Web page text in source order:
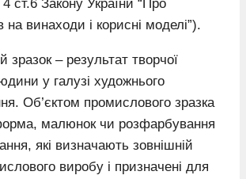
ст.6 Закону України “Про
на винаходи і корисні моделі”).
– результат творчої
у галузі художнього
Об’єктом промислового зразка
малюнок чи розфарбування
які визначають зовнішній
виробу і призначені для